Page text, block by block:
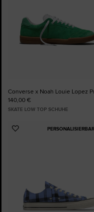
Converse x Noah Louie Lopez
140,00 €
SKATE LOW TOP SCHUHE
PERSONALISIERBAR
Zu